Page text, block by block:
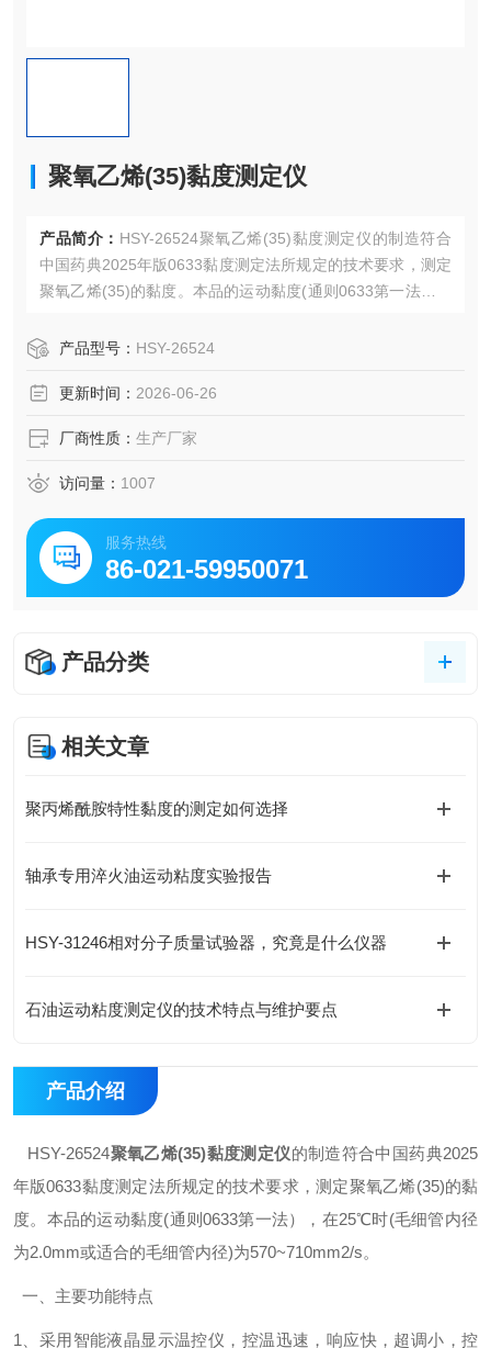
聚氧乙烯(35)黏度测定仪
产品简介： HSY-26524聚氧乙烯(35)黏度测定仪的制造符合
中国药典2025年版0633黏度测定法所规定的技术要求，测定
聚氧乙烯(35)的黏度。本品的运动黏度(通则0633第一法），
10mm2/s。
产品型号： HSY-26524
更新时间： 2026-06-26
厂商性质： 生产厂家
访问量： 1007
服务热线
86-021-59950071
产品分类
相关文章
聚丙烯酰胺特性黏度的测定如何选择
轴承专用淬火油运动粘度实验报告
HSY-31246相对分子质量试验器，究竟是什么仪器
石油运动粘度测定仪的技术特点与维护要点
产品介绍
HSY-26524聚氧乙烯(35)黏度测定仪的制造符合中国药典2025
年版0633黏度测定法所规定的技术要求，测定聚氧乙烯(35)的黏
度。本品的运动黏度(通则0633第一法），在25℃时(毛细管内径
为2.0mm或适合的毛细管内径)为570~710mm2/s。
一、主要功能特点
1、采用智能液晶显示温控仪，控温迅速，响应快，超调小，控